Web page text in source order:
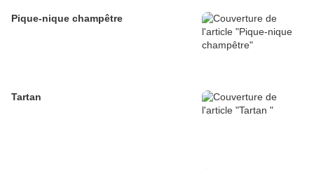
Pique-nique champêtre
Tartan